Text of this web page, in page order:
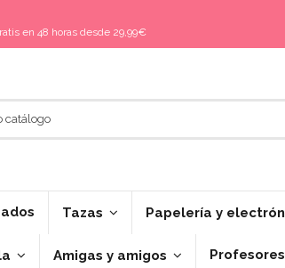
en 48 horas desde 29,99€
Tazas Papelería y
Amigas y amigos Profesores